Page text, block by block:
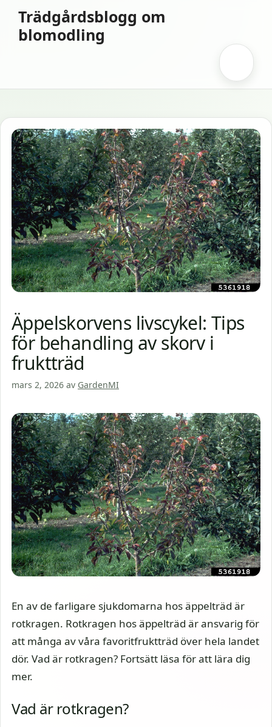
innehåll
Trädgårdsblogg om
blomodling
Äppelskorvens livscykel: Tips
för behandling av skorv i
fruktträd
mars 2, 2026 av GardenMI
En av de farligare sjukdomarna hos äppelträd är
rotkragen. Rotkragen hos äppelträd är ansvarig för
att många av våra favoritfruktträd över hela landet
dör. Vad är rotkragen? Fortsätt läsa för att lära dig
mer.
Vad är rotkragen?